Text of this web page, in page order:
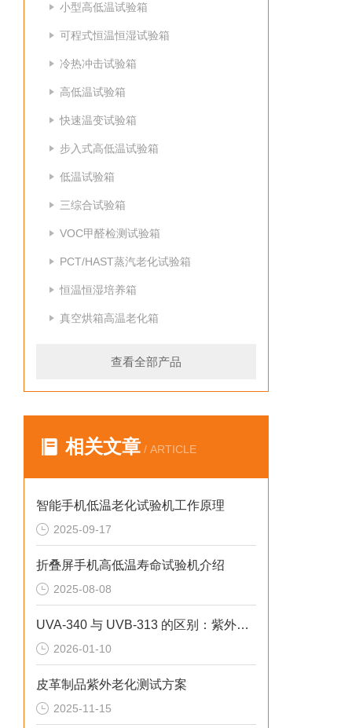
小型高低温试验箱
可程式恒温恒湿试验箱
冷热冲击试验箱
高低温试验箱
快速温变试验箱
步入式高低温试验箱
低温试验箱
三综合试验箱
VOC甲醛检测试验箱
PCT/HAST蒸汽老化试验箱
恒温恒湿培养箱
真空烘箱高温老化箱
查看全部产品
相关文章 / ARTICLE
智能手机低温老化试验机工作原理
2025-09-17
折叠屏手机高低温寿命试验机介绍
2025-08-08
UVA-340 与 UVB-313 的区别：紫外老化试验箱灯管选型指南
2026-01-10
皮革制品紫外老化测试方案
2025-11-15